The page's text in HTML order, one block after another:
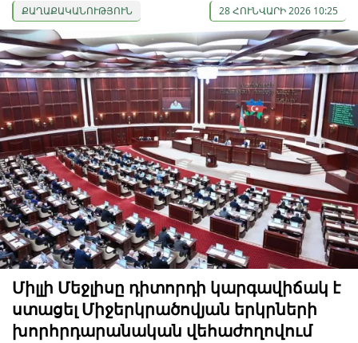
ՔԱՂԱՔԱԿԱՆՈՒԹՅՈՒՆ 28 ՀՈՒՆՎԱՐԻ 2026 10:25
Միլլի Մեջլիսը դիտորդի կարգավիճակ է
ստացել Միջերկրածովյան երկրների
խորհրդարանական վեհաժողովում